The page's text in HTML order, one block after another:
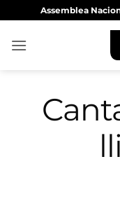
content
Assemblea